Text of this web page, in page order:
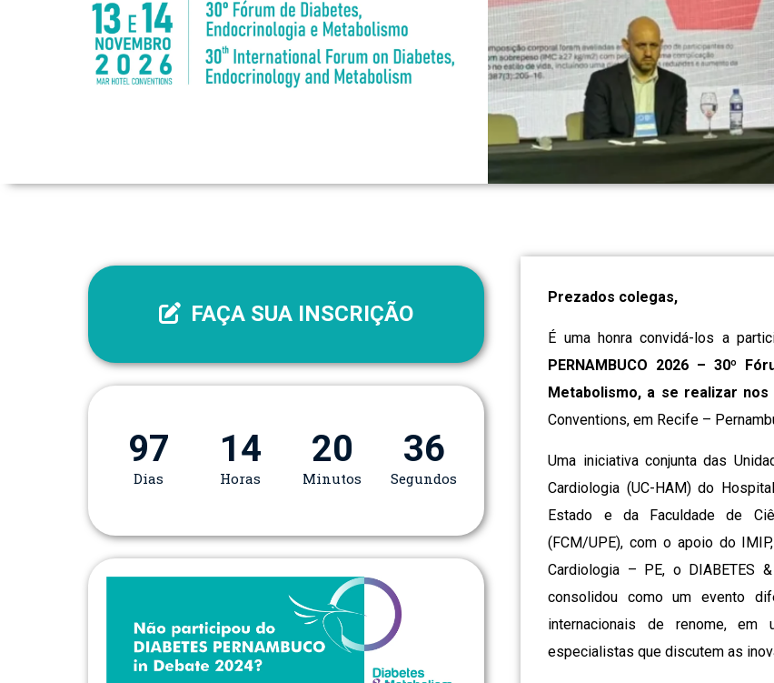
FAÇA SUA INSCRIÇÃO
97
Dias
14
Horas
20
Minutos
35
Segundos
Prezados colegas,
É uma honra convidá-los a
PERNAMBUCO 2026 – 30º
Metabolismo, a se realizar
Conventions, em Recife –
Uma iniciativa conjunta das
Cardiologia (UC-HAM) do
Estado e da Faculdade de
(FCM/UPE), com o apoio do
Cardiologia – PE, o DIABETES
consolidou como um evento
internacionais de renome,
especialistas que discutem as